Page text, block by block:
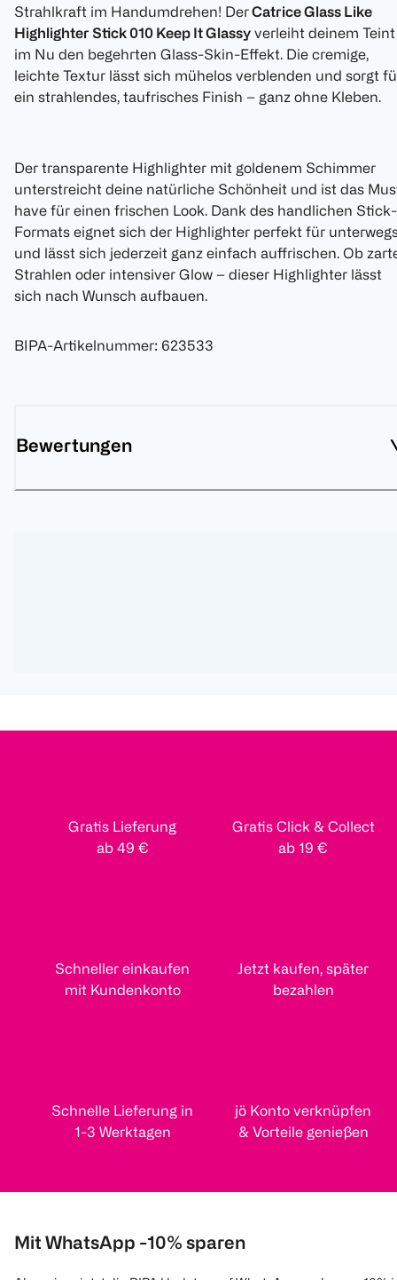
Strahlkraft im Handumdrehen! DerCatrice Glass Like
Highlighter Stick 010 Keep It Glassy verleiht deinem Teint
im Nu den begehrten Glass-Skin-Effekt. Die cremige,
leichte Textur lässt sich mühelos verblenden und sorgt
ein strahlendes, taufrisches Finish – ganz ohne Kleben.
Der transparente Highlighter mit goldenem Schimmer
unterstreicht deine natürliche Schönheit und ist das
have für einen frischen Look. Dank des handlichen Stick-
Formats eignet sich der Highlighter perfekt für
und lässt sich jederzeit ganz einfach auffrischen. Ob
Strahlen oder intensiver Glow – dieser Highlighter lässt
sich nach Wunsch aufbauen.
BIPA-Artikelnummer: 623533
Bewertungen
Gratis Lieferung
ab 49 €
Gratis Click & Collect
ab 19 €
Schneller einkaufen
mit Kundenkonto
Jetzt kaufen, später
bezahlen
Schnelle Lieferung in
1-3 Werktagen
jö Konto verknüpfen
& Vorteile genießen
Mit WhatsApp -10% sparen